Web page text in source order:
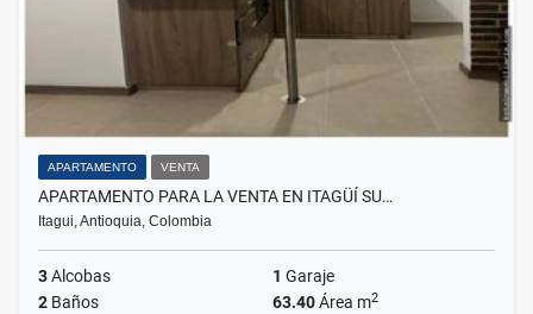
APARTAMENTO VENTA
APARTAMENTO PARA LA VENTA EN ITAGÜÍ SU…
Itagui, Antioquia, Colombia
3Alcobas 1 Garaje
2 Baños 63.40Área m2